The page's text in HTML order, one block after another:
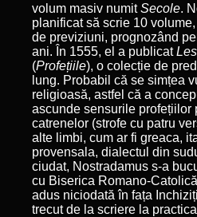
volum masiv numitSecole.
planificat să scrie 10
de previziuni, prognozând
ani. În 1555, el a publicat
(Profețiile), o colecție de
lung. Probabil că se simțea
religioasă, astfel că a
ascunde sensurile profețiilor
catrenelor (strofe cu patru
alte limbi, cum ar fi greaca,
provensala, dialectul din
ciudat, Nostradamus s-a
cu Biserica Romano-
adus niciodată în fața
trecut de la scriere la